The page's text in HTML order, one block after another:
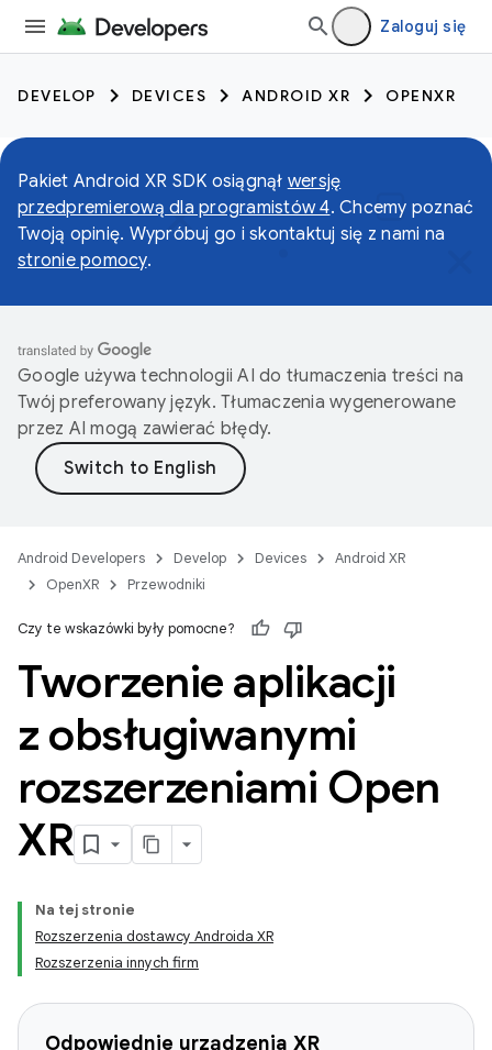
Zaloguj się
DEVELOP DEVICES ANDROID XR OPENXR
Pakiet Android XR SDK osiągnął wersję
przedpremierową dla programistów 4. Chcemy poznać
Twoją opinię. Wypróbuj go i skontaktuj się z nami na
stronie pomocy.
Google używa technologii AI do tłumaczenia treści na
Twój preferowany język. Tłumaczenia wygenerowane
przez AI mogą zawierać błędy.
Android Developers Develop Devices
Android XR
OpenXR
Przewodniki
Czy te wskazówki były pomocne?
Tworzenie aplikacji
z obsługiwanymi
rozszerzeniami Open
XR
Na tej stronie
Rozszerzenia dostawcy Androida XR
Rozszerzenia innych firm
Odpowiednie urządzenia XR